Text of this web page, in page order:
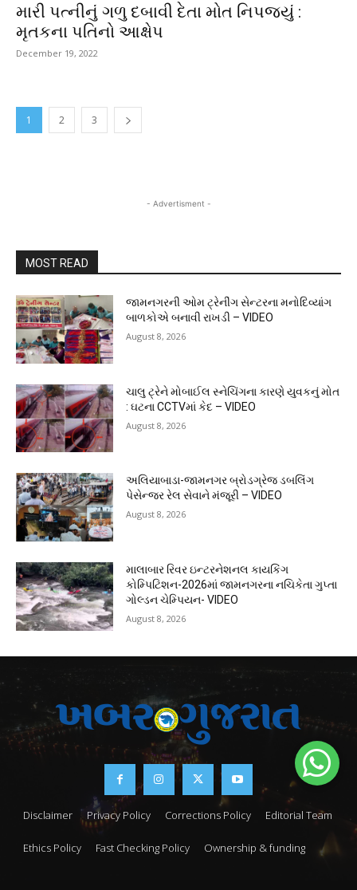
મારી પત્નીનું ગળુ દબાવી દેતા મોત નિપજ્યું :
મૃતકના પતિનો આક્ષેપ
December 19, 2022
1 2 3
- Advertisment -
MOST READ
જામનગરની ઓમ ટ્રેનીંગ સેન્ટરના મનોદિવ્યાંગ
બાળકોએ બનાવી રાખડી – VIDEO
August 8, 2026
ચાલુ ટ્રેને મોબાઈલ સ્નેચિંગના કારણે યુવકનું મોત
: ઘટના CCTVમાં કેદ – VIDEO
August 8, 2026
અલિયાબાડા-જામનગર બ્રોડગ્રેજ ડબલિંગ
પેસેન્જર રેલ સેવાને મંજૂરી – VIDEO
August 8, 2026
માલાબાર રિવર ઇન્ટરનેશનલ કાયકિંગ
કોમ્પિટિશન-2026માં જામનગરના નચિકેતા ગુપ્તા
ગોલ્ડન ચેમ્પિયન- VIDEO
August 8, 2026
Disclaimer Privacy Policy Corrections Policy Editorial Team
Ethics Policy Fast Checking Policy Ownership & funding